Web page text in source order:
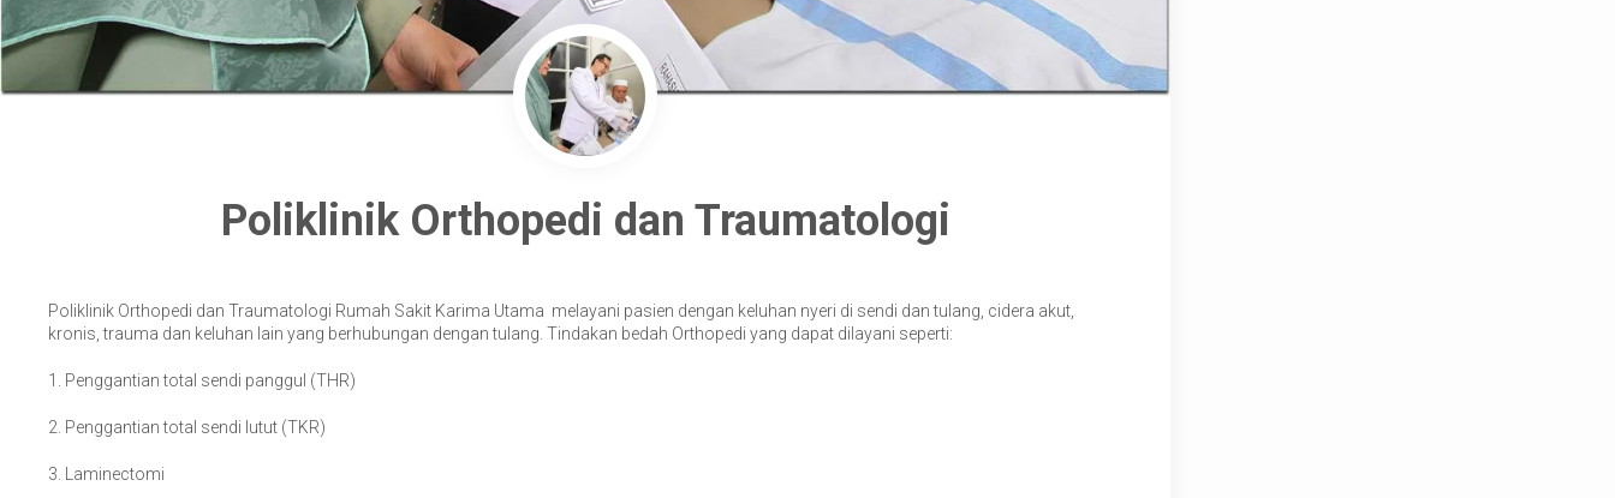
Poliklinik Orthopedi dan Traumatologi
Poliklinik Orthopedi dan Traumatologi Rumah Sakit Karima Utama melayani pasien dengan keluhan nyeri di sendi dan tulang, cidera akut,
kronis, trauma dan keluhan lain yang berhubungan dengan tulang. Tindakan bedah Orthopedi yang dapat dilayani seperti:
1. Penggantian total sendi panggul (THR)
2. Penggantian total sendi lutut (TKR)
3. Laminectomi